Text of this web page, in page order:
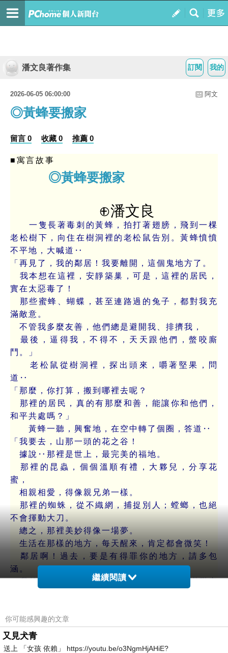
我的
訂閱
潘文良著作集
2026-06-05 06:00:00 阿文
◎黃蜂要搬家
留言 0 收藏 0 推薦 0
■寓言故事
◎黃蜂要搬家
⊕潘文良
一隻長著毒刺的黃蜂，拍打著翅膀，飛到一棵
老松樹下，向住在樹洞裡的老松鼠告別。黃蜂憤憤
不平地，大喊道‥
「再見了，我的鄰居！我要離開，這個鬼地方了。
我本想在這裡，安靜築巢，可是，這裡的居民，
實在太惡毒了！
那些蜜蜂、蝴蝶，甚至連路過的兔子，都對我充
滿敵意。
不管我多麼友善，他們總是避開我、排擠我，
最後，逼得我，不得不，天天跟他們，螫咬廝
鬥。」
老松鼠從樹洞裡，探出頭來，嚼著堅果，問
道‥
「那麼，你打算，搬到哪裡去呢？
那裡的居民，真的有那麼和善，能讓你和他們，
和平共處嗎？」
黃蜂一聽，興奮地，在空中轉了個圈，答道‥
「我要去，山那一頭的花之谷！
據說‥那裡是世上，最完美的福地。
那裡的昆蟲，個個溫順有禮，大夥兒，分享花
蜜，
相親相愛，得像親兄弟一樣。
那裡的蜘蛛，從不織網，捕捉別人；螳螂，也絕
不會揮動大刀。
總之，那裡美妙得像一場夢。
生活在那樣的地方，每天醒來，肯定都會微笑！
鄰居啊！過去，要是有得罪你的地方，請多包
涵。
我的新生活，就要開始了，那裡，一定充滿甜蜜
夜裡也睡不安穩了。」
老松鼠點了點頭，平靜地說‥
「嗯！那就祝你‥一路順風！
繼續閱讀
你可能感興趣的文章
又見犬青
送上 「女孩 依賴」 https://youtu.be/o3NgmHjAHiE?